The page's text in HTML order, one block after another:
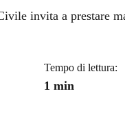
invita a prestare
Tempo di lettura:
1 min